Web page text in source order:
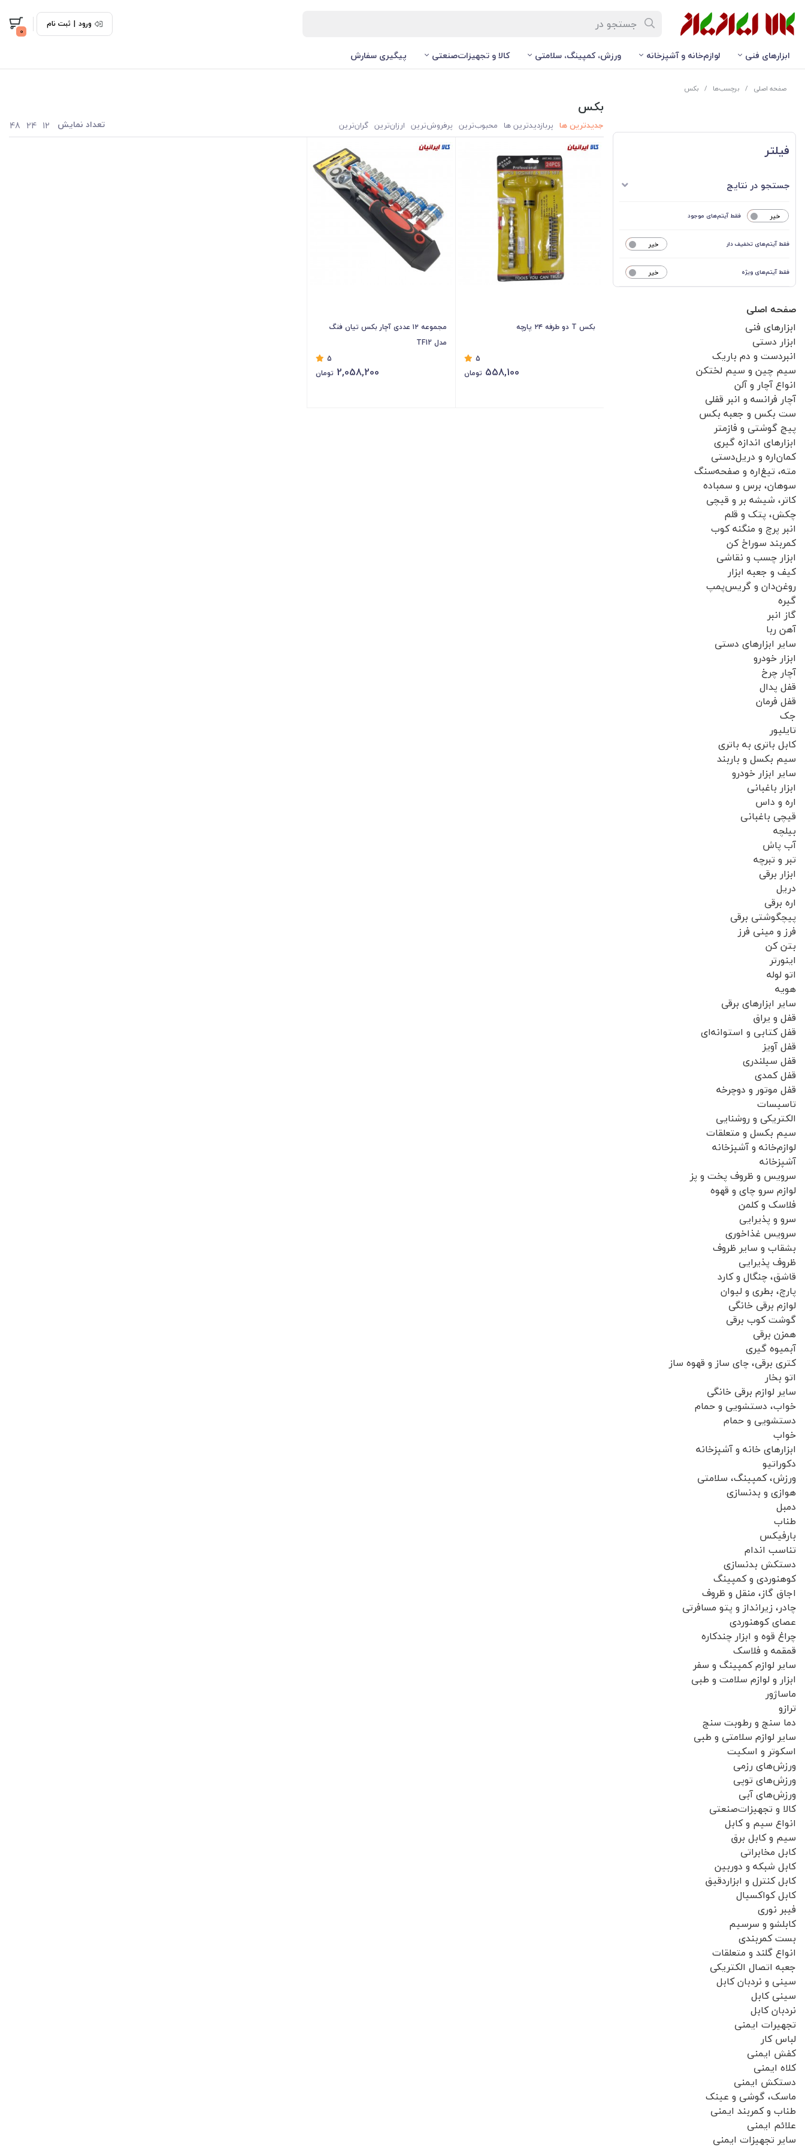
ورود | ثبت نام
0
ابزارهای فنی لوازم‌خانه و آشپزخانه ورزش، کمپینگ، سلامتی کالا و تجهیزات‌صنعتی پیگیری سفارش
صفحه اصلی / برچسب‌ها / بکس
فیلتر
جستجو در نتایج
خیر فقط آیتم‌های موجود
خیر فقط آیتم‌های تخفیف دار
خیر فقط آیتم‌های ویژه
صفحه اصلی
ابزارهای فنی
ابزار دستی
انبردست و دم باریک
سیم چین و سیم لختکن
انواع آچار و آلن
آچار فرانسه و انبر قفلی
ست بکس و جعبه بکس
پیچ گوشتی و فازمتر
ابزارهای اندازه گیری
کمان‌اره و دریل‌دستی
مته، تیغ‌اره و صفحه‌سنگ
سوهان، برس و سمباده
کاتر، شیشه بر و قیچی
چکش، پتک و قلم
انبر پرچ و منگنه کوب
کمربند سوراخ کن
ابزار چسب و نقاشی
کیف و جعبه ابزار
روغن‌دان و گریس‌پمپ
گیره
گاز انبر
آهن ربا
سایر ابزارهای دستی
ابزار خودرو
آچار چرخ
قفل پدال
قفل فرمان
جک
تایلیور
کابل باتری به باتری
سیم بکسل و باربند
سایر ابزار خودرو
ابزار باغبانی
اره و داس
قیچی باغبانی
بیلچه
آب پاش
تبر و تبرچه
ابزار برقی
دریل
اره برقی
پیچگوشتی برقی
فرز و مینی فرز
بتن کن
اینورتر
اتو لوله
هویه
سایر ابزارهای برقی
قفل و یراق
قفل کتابی و استوانه‌ای
قفل آویز
قفل سیلندری
قفل کمدی
قفل موتور و دوچرخه
تاسیسات
الکتریکی و روشنایی
سیم بکسل و متعلقات
لوازم‌خانه و آشپزخانه
آشپزخانه
سرویس و ظروف پخت و پز
لوازم سرو چای و قهوه
فلاسک و کلمن
سرو و پذیرایی
سرویس غذاخوری
بشقاب و سایر ظروف
ظروف پذیرایی
قاشق، چنگال و کارد
پارچ، بطری و لیوان
لوازم برقی خانگی
گوشت کوب برقی
همزن برقی
آبمیوه گیری
کتری برقی، چای ساز و قهوه ساز
اتو بخار
سایر لوازم برقی خانگی
خواب، دستشویی و حمام
دستشویی و حمام
خواب
ابزارهای خانه و آشپزخانه
دکوراتیو
ورزش، کمپینگ، سلامتی
هوازی و بدنسازی
دمبل
طناب
بارفیکس
تناسب اندام
دستکش بدنسازی
کوهنوردی و کمپینگ
اجاق گاز، منقل و ظروف
چادر، زیرانداز و پتو مسافرتی
عصای کوهنوردی
چراغ قوه و ابزار چندکاره
قمقمه و فلاسک
سایر لوازم کمپینگ و سفر
ابزار و لوازم سلامت و طبی
ماساژور
ترازو
دما سنج و رطوبت سنج
سایر لوازم سلامتی و طبی
اسکوتر و اسکیت
ورزش‌های رزمی
ورزش‌های توپی
ورزش‌های آبی
کالا و تجهیزات‌صنعتی
انواع سیم و کابل
سیم و کابل برق
کابل مخابراتی
کابل شبکه و دوربین
کابل کنترل و ابزاردقیق
کابل کواکسیال
فیبر نوری
کابلشو و سرسیم
بست کمربندی
انواع گلند و متعلقات
جعبه اتصال الکتریکی
سینی و نردبان کابل
سینی کابل
نردبان کابل
تجهیرات ایمنی
لباس کار
کفش ایمنی
کلاه ایمنی
دستکش ایمنی
ماسک، گوشی و عینک
طناب و کمربند ایمنی
علائم ایمنی
سایر تجهیزات ایمنی
بکس
جدیدترین ها پربازدیدترین ها محبوب‌‌ترین پرفروش‌ترین ارزان‌ترین گران‌ترین تعداد نمایش 12
24
48
بکس T دو طرفه ۲۴ پارچه
5
558,100 تومان
مجموعه ۱۲ عددی آچار بکس تیان فنگ
مدل TF12
5
2,058,200 تومان